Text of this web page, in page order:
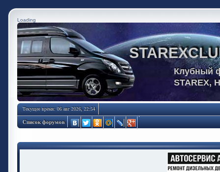
Loading
Клубный
STAREX,
Текущее время: 06 авг 2026, 22:54
Список форумов